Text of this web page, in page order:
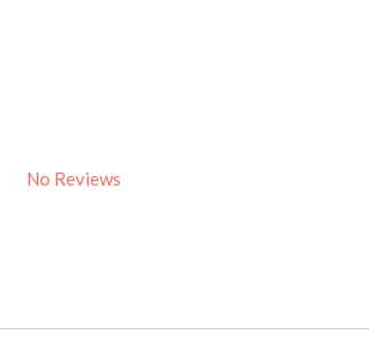
No Reviews